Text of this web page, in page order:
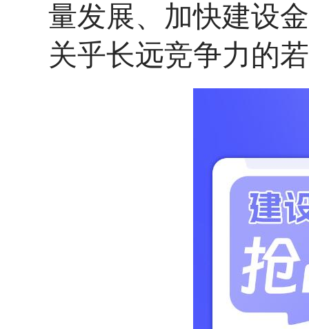
量发展、加快建设
关乎长远竞争力的